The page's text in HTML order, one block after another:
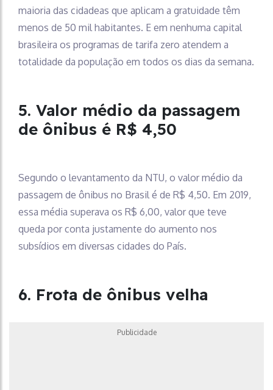
maioria das cidadeas que aplicam a gratuidade têm
menos de 50 mil habitantes. E em nenhuma capital
brasileira os programas de tarifa zero atendem a
totalidade da população em todos os dias da semana.
5. Valor médio da passagem
de ônibus é R$ 4,50
Segundo o levantamento da NTU, o valor médio da
passagem de ônibus no Brasil é de R$ 4,50. Em 2019,
essa média superava os R$ 6,00, valor que teve
queda por conta justamente do aumento nos
subsídios em diversas cidades do País.
6. Frota de ônibus velha
Publicidade